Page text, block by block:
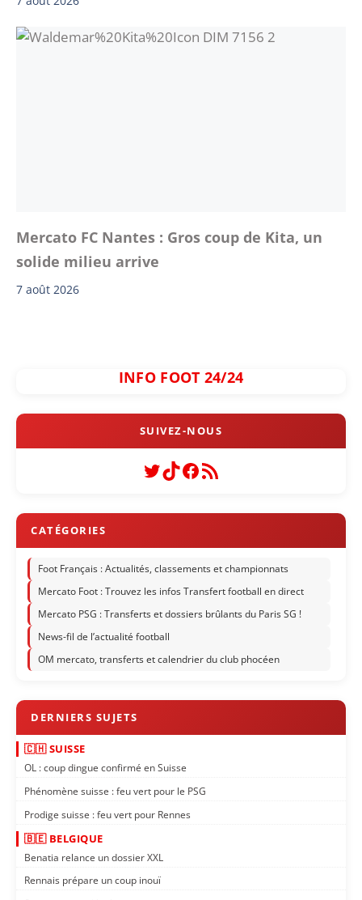
Mercato FC Nantes : Gros coup de Kita, un
solide milieu arrive
7 août 2026
INFO FOOT 24/24
Twitter
TikTok
Facebook
Flux RSS
Foot Français : Actualités, classements et championnats
Mercato Foot : Trouvez les infos Transfert football en direct
Mercato PSG : Transferts et dossiers brûlants du Paris SG !
News-fil de l’actualité football
OM mercato, transferts et calendrier du club phocéen
🇨🇭 SUISSE
OL : coup dingue confirmé en Suisse
Phénomène suisse : feu vert pour le PSG
Prodige suisse : feu vert pour Rennes
🇧🇪 BELGIQUE
Benatia relance un dossier XXL
Rennais prépare un coup inouï